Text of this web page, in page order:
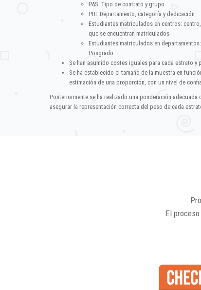
PAS: Tipo de contrato y grupo
PDI: Departamento, categoría y dedicación
Estudiantes matriculados en centros:
que se encuentran matriculados
Estudiantes matriculados en
Posgrado
Se han asumido costes iguales para cada estrato y
Se ha establecido el tamaño de la muestra en
estimación de una proporción, con un nivel de
Posteriormente se ha realizado una ponderación
asegurar la representación correcta del peso de cada
El